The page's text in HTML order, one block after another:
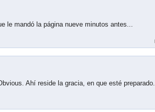
le mandó la página nueve minutos antes...
Ahí reside la gracia, en que esté preparado...